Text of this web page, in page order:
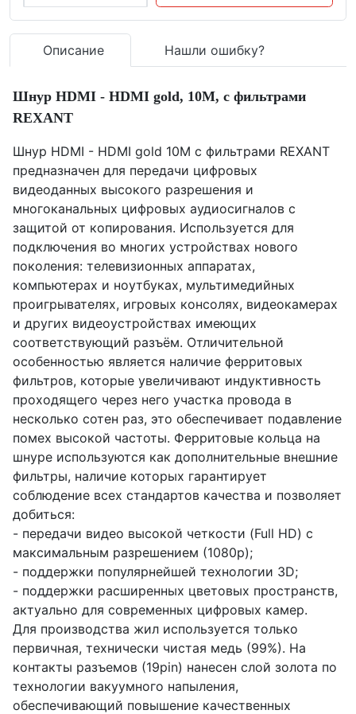
Описание Нашли ошибку?
Шнур HDMI - HDMI gold, 10М, с фильтрами
REXANT
Шнур HDMI - HDMI gold 10М с фильтрами REXANT
предназначен для передачи цифровых
видеоданных высокого разрешения и
многоканальных цифровых аудиосигналов с
защитой от копирования. Используется для
подключения во многих устройствах нового
поколения: телевизионных аппаратах,
компьютерах и ноутбуках, мультимедийных
проигрывателях, игровых консолях, видеокамерах
и других видеоустройствах имеющих
соответствующий разъём. Отличительной
особенностью является наличие ферритовых
фильтров, которые увеличивают индуктивность
проходящего через него участка провода в
несколько сотен раз, это обеспечивает подавление
помех высокой частоты. Ферритовые кольца на
шнуре используются как дополнительные внешние
фильтры, наличие которых гарантирует
соблюдение всех стандартов качества и позволяет
добиться:
- передачи видео высокой четкости (Full HD) с
максимальным разрешением (1080p);
- поддержки популярнейшей технологии 3D;
- поддержки расширенных цветовых пространств,
актуально для современных цифровых камер.
Для производства жил используется только
первичная, технически чистая медь (99%). На
контакты разъемов (19pin) нанесен слой золота по
технологии вакуумного напыления,
обеспечивающий повышение качественных